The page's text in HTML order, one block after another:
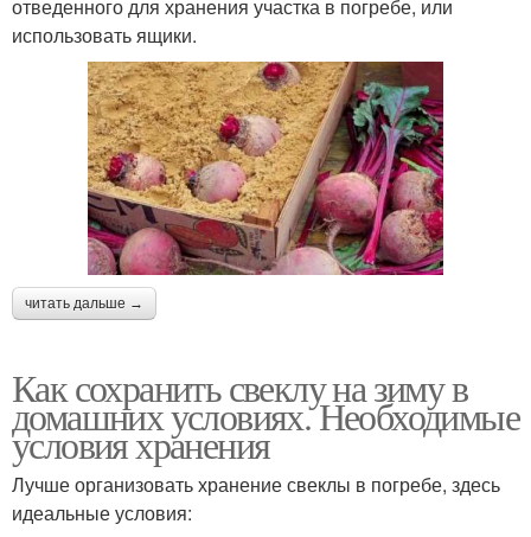
отведенного для хранения участка в погребе, или
использовать ящики.
читать дальше →
Как сохранить свеклу на зиму в
домашних условиях. Необходимые
условия хранения
Лучше организовать хранение свеклы в погребе, здесь
идеальные условия: